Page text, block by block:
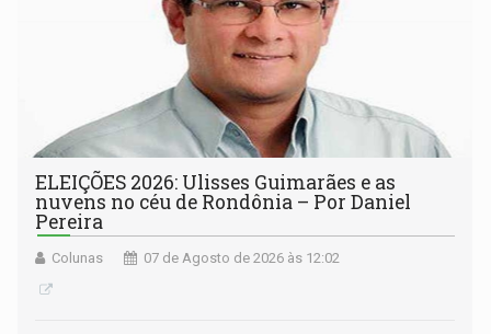
ELEIÇÕES 2026: Ulisses Guimarães e as
nuvens no céu de Rondônia – Por Daniel
Pereira
Colunas 07 de Agosto de 2026 às 12:02